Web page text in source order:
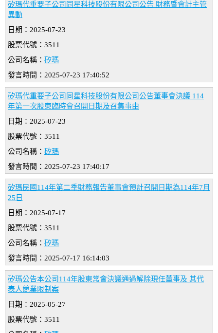
矽瑪代重要子公司同星科技股份有限公司公告 財務暨會計主管
異動
日期：2025-07-23
股票代號：3511
公司名稱： 矽瑪
發言時間：2025-07-23 17:40:52
矽瑪代重要子公司同星科技股份有限公司公告董事會決議 114
年第一次股東臨時會召開日期及召集事由
日期：2025-07-23
股票代號：3511
公司名稱： 矽瑪
發言時間：2025-07-23 17:40:17
矽瑪民國114年第二季財務報告董事會預計召開日期為114年7月
25日
日期：2025-07-17
股票代號：3511
公司名稱： 矽瑪
發言時間：2025-07-17 16:14:03
矽瑪公告本公司114年股東常會決議通過解除現任董事及 其代
表人競業限制案
日期：2025-05-27
股票代號：3511